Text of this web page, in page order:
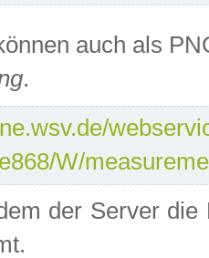
auch als
.
W/
der Server